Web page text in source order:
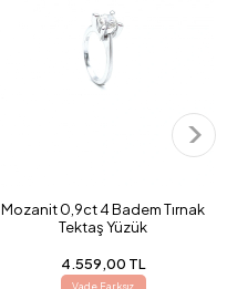
Mozanit 0,9ct 4 Badem Tırnak
Tektaş Yüzük
4.559,00 TL
Vade Farksız